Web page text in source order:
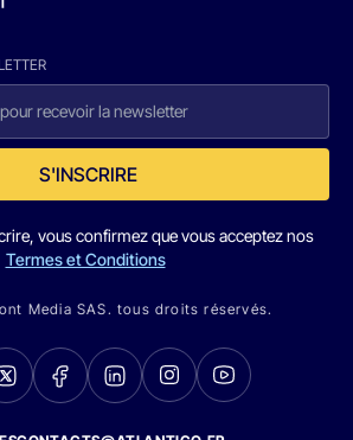
S'INSCRIRE
vous confirmez que vous acceptez nos
Termes et Conditions
Media SAS. tous droits réservés.